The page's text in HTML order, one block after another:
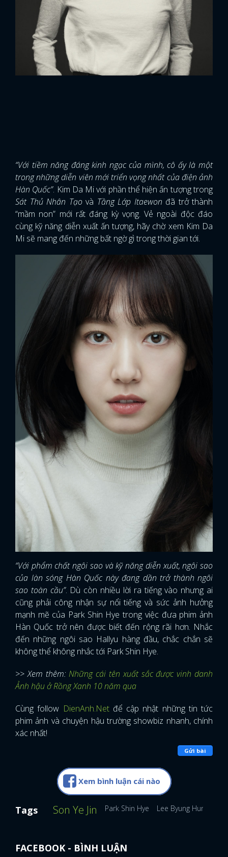
“Với tiềm năng đáng kinh ngạc của mình, cô ấy là một
trong những diễn viên mới triển vọng nhất của điện ảnh
Hàn Quốc”. Kim Da Mi với phần thể hiện ấn tượng trong
Sát Thủ Nhân Tạovà Tầng Lớp Itaewon đã trở thành
“mầm non” mới rất đáng kỳ vọng. Vẻ ngoài độc đáo
cùng kỹ năng diễn xuất ấn tượng, hãy chờ xem Kim Da
Mi sẽ mang đến những bất ngờ gì trong thời gian tới.
“Với phẩm chất ngôi sao và kỹ năng diễn xuất, ngôi sao
của làn sóng Hàn Quốc này đang dần trở thành ngôi
sao toàn cầu”. Dù còn nhiều lời ra tiếng vào nhưng ai
cũng phải công nhận sự nổi tiếng và sức ảnh hưởng
mạnh mẽ của Park Shin Hye trong việc đưa phim ảnh
Hàn Quốc trở nên được biết đến rộng rãi hơn. Nhắc
đến những ngôi sao Hallyu hàng đầu, chắc chắn sẽ
không thể không nhắc tới Park Shin Hye.
>> Xem thêm:Những cái tên xuất sắc được vinh danh
Ảnh hậu ở Rồng Xanh 10 năm qua
Cùng follow DienAnh.Netđể cập nhật những tin tức
phim ảnh và chuyện hậu trường showbiz nhanh, chính
xác nhất!
Gửi bài
Xem bình luận cái nào
Tags Son Ye Jin Park Shin Hye Lee Byung Hun
FACEBOOK - BÌNH LUẬN